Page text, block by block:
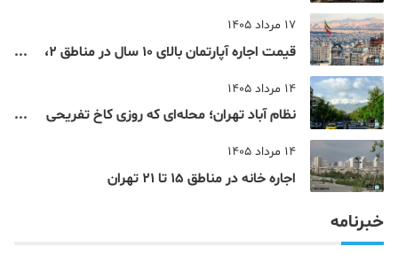
17 مرداد 1405
قیمت اجاره آپارتمان بالای 10 سال در مناطق 2،
14 مرداد 1405
نظام‌ آباد تهران؛ محله‌ای که روزی کاخ تفریحی
14 مرداد 1405
اجاره خانه در مناطق 15 تا 21 تهران
خبرنامه